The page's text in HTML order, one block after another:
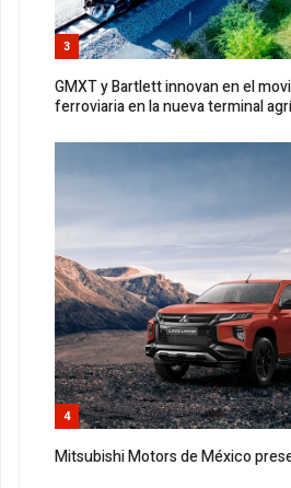
3
GMXT y Bartlett innovan en el
ferroviaria en la nueva terminal
4
Mitsubishi Motors de México